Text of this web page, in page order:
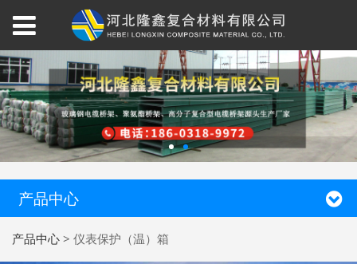
产品中心
产品中心 >仪表保护（温）箱